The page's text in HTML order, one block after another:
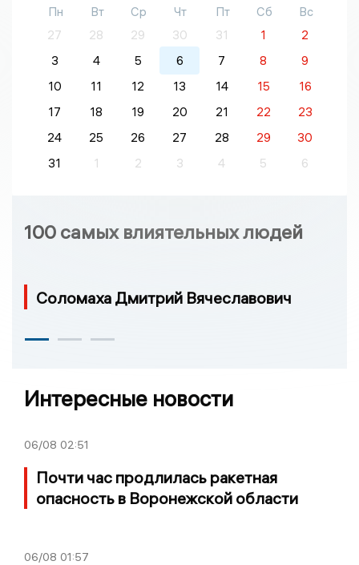
Пн Вт Ср Чт Пт Сб
Вс
27
28 29 30 31 1
2
3
4 5 6 7 8
9
10
11 12 13 14 15
16
17
18 19 20 21 22
23
24
25 26 27 28 29
30
31
1 2 3 4 5 6
100 самых влиятельных людей
Соломаха Дмитрий Вячеславович
Интересные новости
06/08 02:51
Почти час продлилась ракетная
опасность в Воронежской области
06/08 01:57